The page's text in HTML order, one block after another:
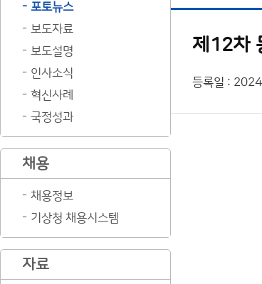
포토뉴스
보도자료
보도설명
인사소식
혁신사례
국정성과
채용
채용정보
기상청 채용시스템
자료
제12차
등록일 :